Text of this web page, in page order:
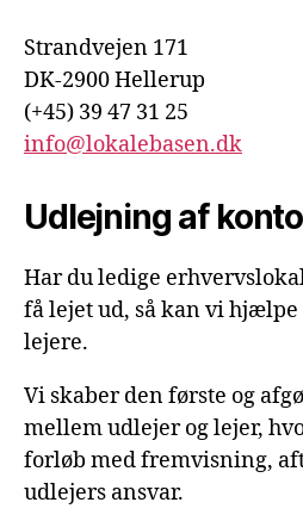
Strandvejen 171
DK-2900 Hellerup
(+45) 39 47 31 25
info@lokalebasen.dk
Udlejning af
Har du ledige
få lejet ud, så kan vi
lejere.
Vi skaber den første og
mellem udlejer og lejer,
forløb med fremvisning,
udlejers ansvar.